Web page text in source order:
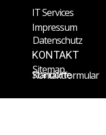
KONTAKT
Standorte
Kontaktformular
IT Services
Impressum
Datenschutz
Sitemap